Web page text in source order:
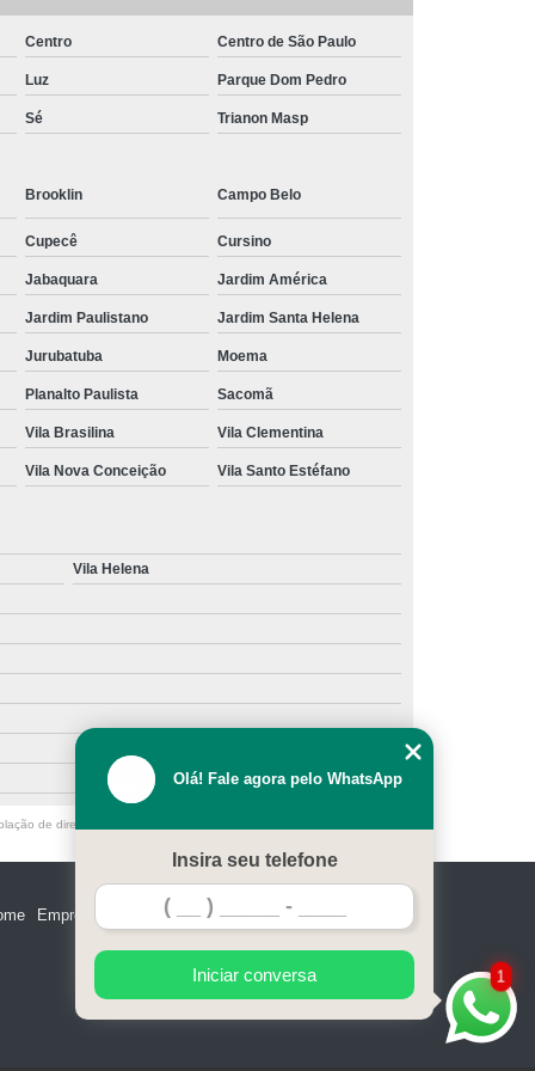
Centro Centro de São Paulo
Luz Parque Dom Pedro
Sé Trianon Masp
Brooklin Campo Belo
Cupecê Cursino
Jabaquara Jardim América
Jardim Paulistano Jardim Santa Helena
Jurubatuba Moema
Planalto Paulista Sacomã
Vila Brasilina Vila Clementina
Vila Nova Conceição Vila Santo Estéfano
Vila Helena
de direito autoral – artigo 184 do Código Penal –
Empresa Serviços Contato Mapa do site
1
Olá! Fale agora pelo WhatsApp
Insira seu telefone
Iniciar conversa